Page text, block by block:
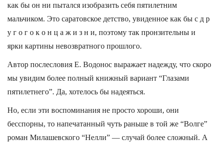
как бы он ни пытался изобразить себя пятилетним
мальчиком. Это саратовское детство, увиденное как бы с д р
у г о г о к о н ц а ж и з н и, поэтому так пронзительны и
ярки картины невозвратного прошлого.
Автор послесловия Е. Водонос выражает надежду, что скоро
мы увидим более полный книжный вариант “Глазами
пятилетнего”. Да, хотелось бы надеяться.
Но, если эти воспоминания не просто хороши, они
бесспорны, то напечатанный чуть раньше в той же “Волге”
роман Милашевского “Нелли” — случай более сложный. А